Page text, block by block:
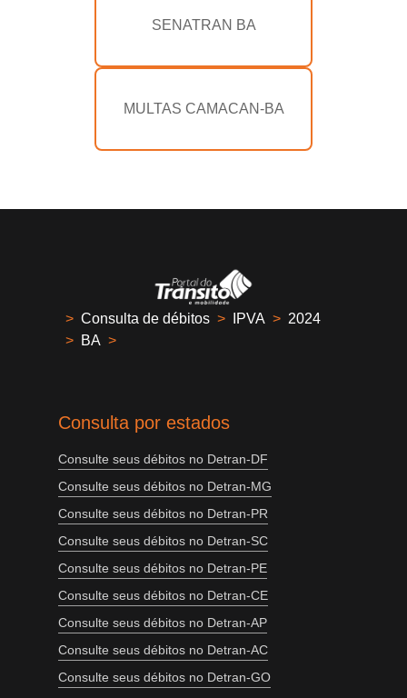
SENATRAN BA
MULTAS CAMACAN-BA
> Consulta de débitos > IPVA > 2024
> BA >
Consulta por estados
Consulte seus débitos no Detran-DF
Consulte seus débitos no Detran-MG
Consulte seus débitos no Detran-PR
Consulte seus débitos no Detran-SC
Consulte seus débitos no Detran-PE
Consulte seus débitos no Detran-CE
Consulte seus débitos no Detran-AP
Consulte seus débitos no Detran-AC
Consulte seus débitos no Detran-GO